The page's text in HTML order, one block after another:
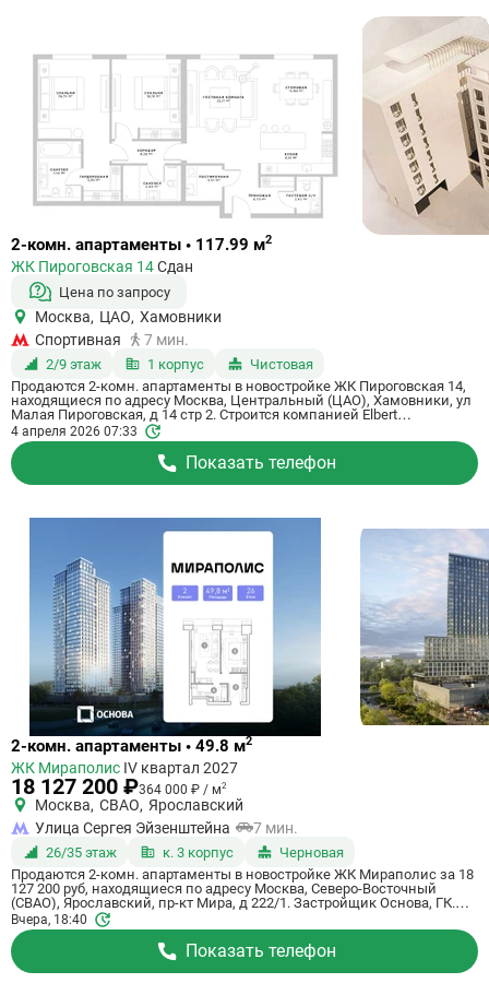
Ссылка
квартиру
2-комн. апартаменты • 117.99 м2
ЖК Пироговская 14Сдан
Цена по запросу
Москва, ЦАО, Хамовники
Спортивная
7 мин.
2/9 этаж 1 корпус
Чистовая
Продаются 2-комн. апартаменты в новостройке ЖК Пироговская 14,
находящиеся по адресу Москва, Центральный (ЦАО), Хамовники, ул
Малая Пироговская, д 14 стр 2. Строится компанией Elbert
Development. Апартаменты сдаются в 3 квартале 2022 года с чистовой
отделкой, в 7 минутах пешком от станции метрополитена
Спортивная. Общая площадь апартаментов - 117.99 кв. м. Этаж 2. ID
апартаментов на СтройкиРУ 564758, назовите его когда будете
звонить.
4 апреля 2026 07:33
Показать телефон
Ссылка
квартиру
2-комн. апартаменты • 49.8 м2
ЖК Мираполис IV квартал 2027
18 127 200 ₽364 000 ₽ / м2
Москва, СВАО, Ярославский
Улица Сергея Эйзенштейна
7 мин.
26/35 этаж к. 3 корпус
Черновая
Продаются 2-комн. апартаменты в новостройке ЖК Мираполис за 18
127 200 руб, находящиеся по адресу Москва, Северо-Восточный
(СВАО), Ярославский, пр-кт Мира, д 222/1. Застройщик Основа, ГК.
Апартаменты сдаются в 4 квартале 2027 года с черновой отделкой, в
11 минутах на машине от станции метрополитена Ботанический сад.
Общая площадь апартаментов - 49.8 кв. м. Этаж 26 из 35. ID
апартаментов на СтройкиРУ 765698, назовите его когда будете
звонить.
Вчера, 18:40
Показать телефон